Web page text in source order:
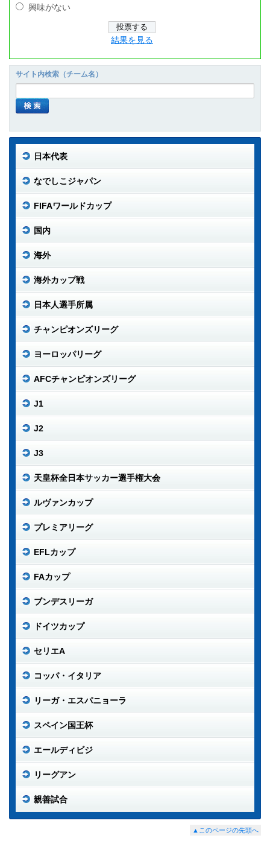
興味がない
結果を見る
サイト内検索（チーム名）
日本代表
なでしこジャパン
FIFAワールドカップ
国内
海外
海外カップ戦
日本人選手所属
チャンピオンズリーグ
ヨーロッパリーグ
AFCチャンピオンズリーグ
J1
J2
J3
天皇杯全日本サッカー選手権大会
ルヴァンカップ
プレミアリーグ
EFLカップ
FAカップ
ブンデスリーガ
ドイツカップ
セリエA
コッパ・イタリア
リーガ・エスパニョーラ
スペイン国王杯
エールディビジ
リーグアン
親善試合
▲このページの先頭へ